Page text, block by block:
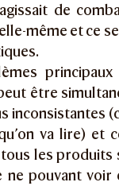
de
même et ce
être
inconsistantes
va lire) et
les produits
pouvant voir